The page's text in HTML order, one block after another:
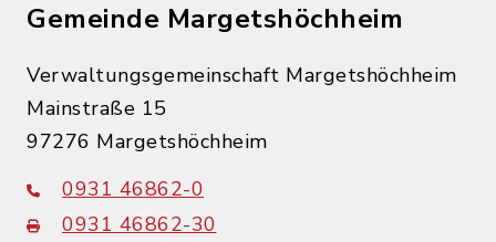
Gemeinde Margetshöchheim
Verwaltungsgemeinschaft Margetshöchheim
Mainstraße 15
97276 Margetshöchheim
0931 46862-0
0931 46862-30